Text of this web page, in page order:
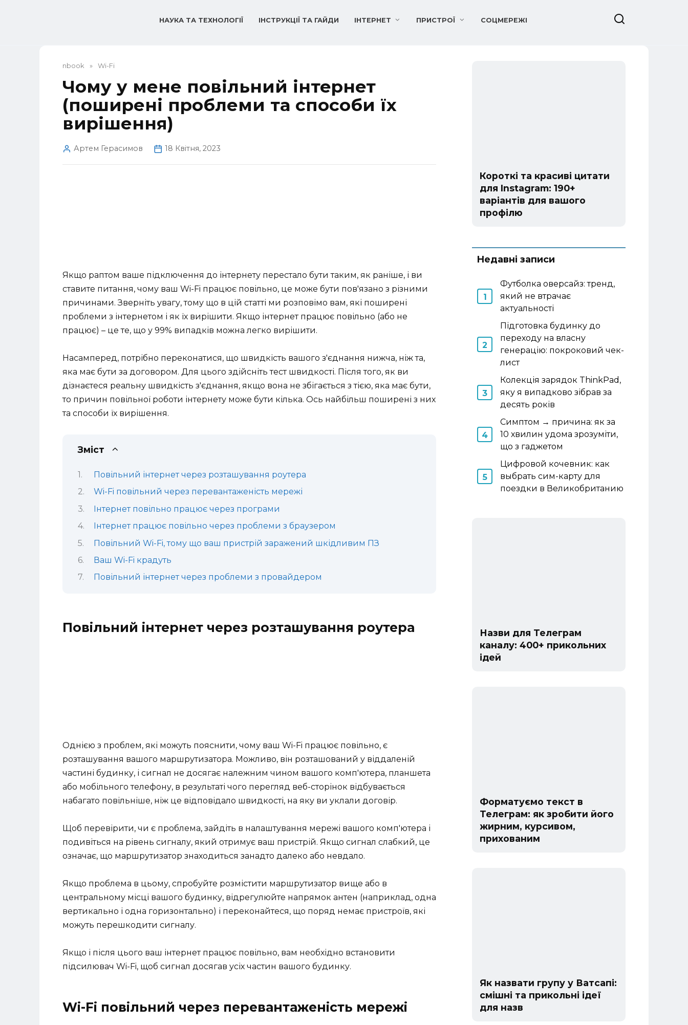
НАУКА ТА ТЕХНОЛОГІЇ ІНСТРУКЦІЇ ТА ГАЙДИ ІНТЕРНЕТ ПРИСТРОЇ СОЦМЕРЕЖІ
nbook » Wi-Fi
Чому у мене повільний інтернет
(поширені проблеми та способи їх
вирішення)
Артем Герасимов 18 Квітня, 2023
Якщо раптом ваше підключення до інтернету перестало бути таким, як раніше, і ви
ставите питання, чому ваш Wi-Fi працює повільно, це може бути пов'язано з різними
причинами. Зверніть увагу, тому що в цій статті ми розповімо вам, які поширені
проблеми з інтернетом і як їх вирішити. Якщо інтернет працює повільно (або не
працює) – це те, що у 99% випадків можна легко вирішити.
Насамперед, потрібно переконатися, що швидкість вашого з'єднання нижча, ніж та,
яка має бути за договором. Для цього здійсніть тест швидкості. Після того, як ви
дізнаєтеся реальну швидкість з'єднання, якщо вона не збігається з тією, яка має бути,
то причин повільної роботи інтернету може бути кілька. Ось найбільш поширені з них
та способи їх вирішення.
Зміст
Повільний інтернет через розташування роутера
Wi-Fi повільний через перевантаженість мережі
Інтернет повільно працює через програми
Інтернет працює повільно через проблеми з браузером
Повільний Wi-Fi, тому що ваш пристрій заражений шкідливим ПЗ
Ваш Wi-Fi крадуть
Повільний інтернет через проблеми з провайдером
Повільний інтернет через розташування роутера
Однією з проблем, які можуть пояснити, чому ваш Wi-Fi працює повільно, є
розташування вашого маршрутизатора. Можливо, він розташований у віддаленій
частині будинку, і сигнал не досягає належним чином вашого комп'ютера, планшета
або мобільного телефону, в результаті чого перегляд веб-сторінок відбувається
набагато повільніше, ніж це відповідало швидкості, на яку ви уклали договір.
Щоб перевірити, чи є проблема, зайдіть в налаштування мережі вашого комп'ютера і
подивіться на рівень сигналу, який отримує ваш пристрій. Якщо сигнал слабкий, це
означає, що маршрутизатор знаходиться занадто далеко або невдало.
Якщо проблема в цьому, спробуйте розмістити маршрутизатор вище або в
центральному місці вашого будинку, відрегулюйте напрямок антен (наприклад, одна
вертикально і одна горизонтально) і переконайтеся, що поряд немає пристроїв, які
можуть перешкодити сигналу.
Якщо і після цього ваш інтернет працює повільно, вам необхідно встановити
підсилювач Wi-Fi, щоб сигнал досягав усіх частин вашого будинку.
Wi-Fi повільний через перевантаженість мережі
Короткі та красиві цитати
для Instagram: 190+
варіантів для вашого
профілю
Недавні записи
Футболка оверсайз: тренд,
який не втрачає
актуальності
Підготовка будинку до
переходу на власну
генерацію: покроковий чек-
лист
Колекція зарядок ThinkPad,
яку я випадково зібрав за
десять років
Симптом → причина: як за
10 хвилин удома зрозуміти,
що з гаджетом
Цифровой кочевник: как
выбрать сим-карту для
поездки в Великобританию
Назви для Телеграм
каналу: 400+ прикольних
ідей
Форматуємо текст в
Телеграм: як зробити його
жирним, курсивом,
прихованим
Як назвати групу у Ватсапі:
смішні та прикольні ідеї
для назв